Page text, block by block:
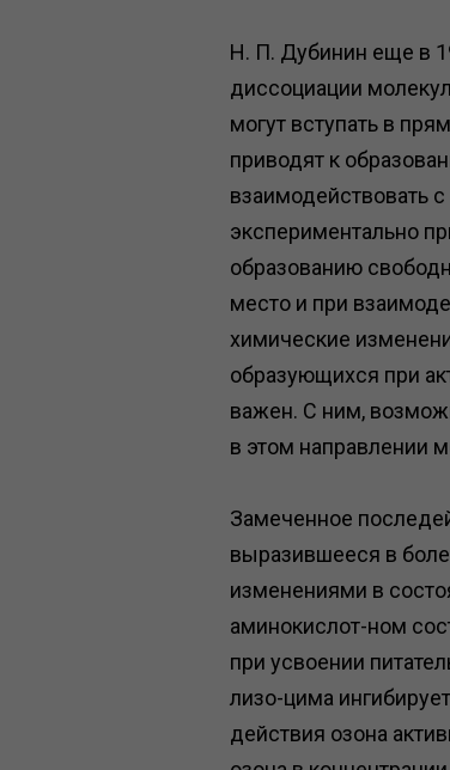
Н. П. Дубинин еще в
диссоциации
могут вступать в
приводят к
взаимодействовать
экспериментально
образованию
место и при
химические
образующихся при
важен. С ним,
в этом направлении
Замеченное
выразившееся в
изменениями в
аминокислот-ном
при усвоении
лизо-цима
действия озона